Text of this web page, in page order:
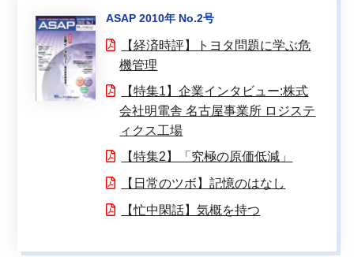
ASAP 2010年 No.2号
【経済時評】トヨタ問題に学ぶ危
機管理
【特集1】企業インタビュー:株式
会社明電舎 名古屋事業所 ロジステ
ィクス工場
【特集2】「究極の原価低減」
【日常のツボ】記憶のはなし
【忙中閑話】気概を持つ